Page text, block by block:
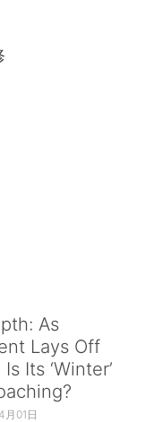
As
Lays Off
Its ‘Winter’
月01日